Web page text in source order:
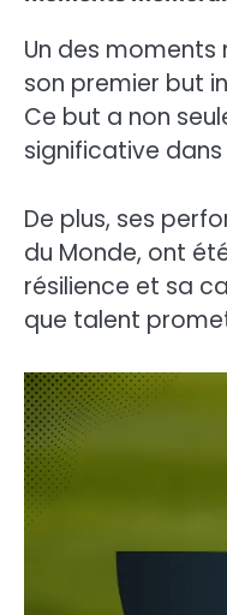
Un des moments
son premier but
Ce but a non
significative
De plus, ses
du Monde, ont
résilience et sa
que talent